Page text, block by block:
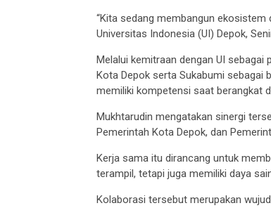
“Kita sedang membangun ekosistem
Universitas Indonesia (UI) Depok,
Melalui kemitraan dengan UI
Kota Depok serta Sukabumi sebagai
memiliki kompetensi saat berangkat
Mukhtarudin mengatakan sinergi
Pemerintah Kota Depok, dan
Kerja sama itu dirancang untuk
terampil, tetapi juga memiliki daya
Kolaborasi tersebut merupakan